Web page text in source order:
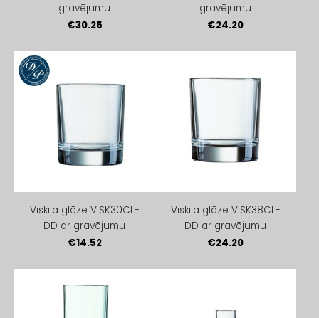
gravējumu
€30.25
gravējumu
€24.20
Viskija glāze VISK30CL-
DD ar gravējumu
€14.52
Viskija glāze VISK38CL-
DD ar gravējumu
€24.20